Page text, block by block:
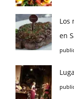
Los
en